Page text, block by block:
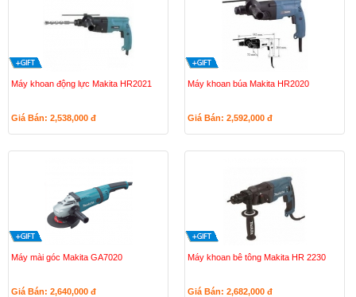
Máy khoan động lực Makita HR2021
Giá Bán: 2,538,000 đ
Máy khoan búa Makita HR2020
Giá Bán: 2,592,000 đ
Máy mài góc Makita GA7020
Giá Bán: 2,640,000 đ
Máy khoan bê tông Makita HR 2230
Giá Bán: 2,682,000 đ